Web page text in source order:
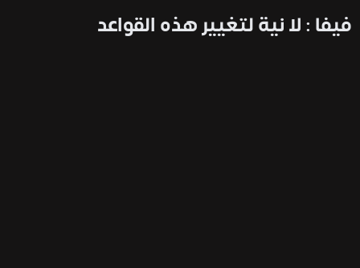
فيفا : لا نية لتغيير هذه القواعد